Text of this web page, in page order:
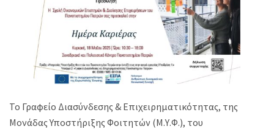
Το Γραφείο Διασύνδεσης & Επιχειρηματικότητας, της
Μονάδας Υποστήριξης Φοιτητών (Μ.Υ.Φ.), του